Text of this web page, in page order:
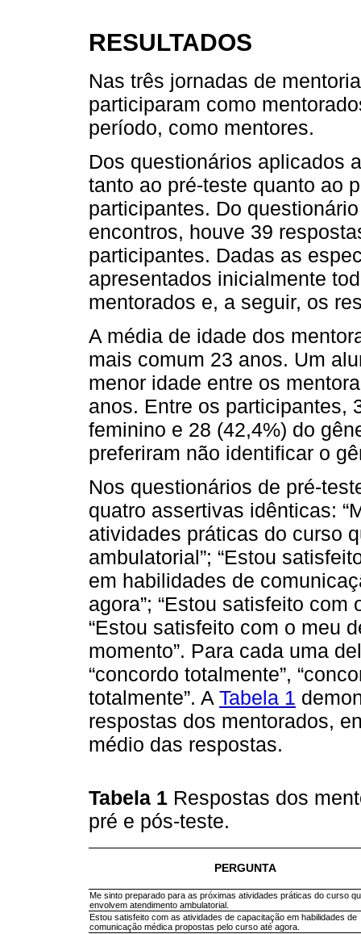
RESULTADOS
Nas três jornadas de
participaram como
período, como mentores.
Dos questionários aplicados
tanto ao pré-teste quanto ao
participantes. Do
encontros, houve 39
participantes. Dadas as
apresentados inicialmente
mentorados e, a seguir, os
A média de idade dos
mais comum 23 anos. Um
menor idade entre os
anos. Entre os participantes,
feminino e 28 (42,4%) do
preferiram não identificar o
Nos questionários de pré-
quatro assertivas idênticas:
atividades práticas do curso
ambulatorial”; “Estou
em habilidades de
agora”; “Estou satisfeito
“Estou satisfeito com o meu
momento”. Para cada uma
“concordo totalmente”,
totalmente”. A Tabela 1
respostas dos mentorados,
médio das respostas.
Tabela 1 Respostas dos
pré e pós-teste.
PERGUNTA
Me sinto preparado para as próximas atividades práticas do curso
envolvem atendimento ambulatorial.
Estou satisfeito com as atividades de capacitação em habilidades de
comunicação médica propostas pelo curso até agora.